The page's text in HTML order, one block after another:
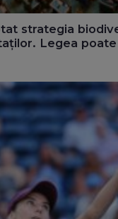
strategia
Legea